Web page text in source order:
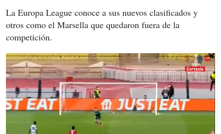
La Europa League conoce a sus nuevos clasificados y
otros como el Marsella que quedaron fuera de la
competición.